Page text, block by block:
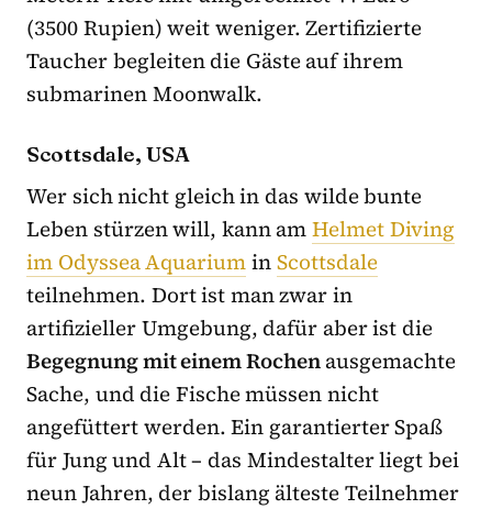
(3500 Rupien) weit weniger. Zertifizierte
Taucher begleiten die Gäste auf ihrem
submarinen Moonwalk.
Scottsdale, USA
Wer sich nicht gleich in das wilde bunte
Leben stürzen will, kann amHelmet Diving
im Odyssea AquariuminScottsdale
teilnehmen. Dort ist man zwar in
artifizieller Umgebung, dafür aber ist die
Begegnung mit einem Rochenausgemachte
Sache, und die Fische müssen nicht
angefüttert werden. Ein garantierter Spaß
für Jung und Alt – das Mindestalter liegt bei
neun Jahren, der bislang älteste Teilnehmer